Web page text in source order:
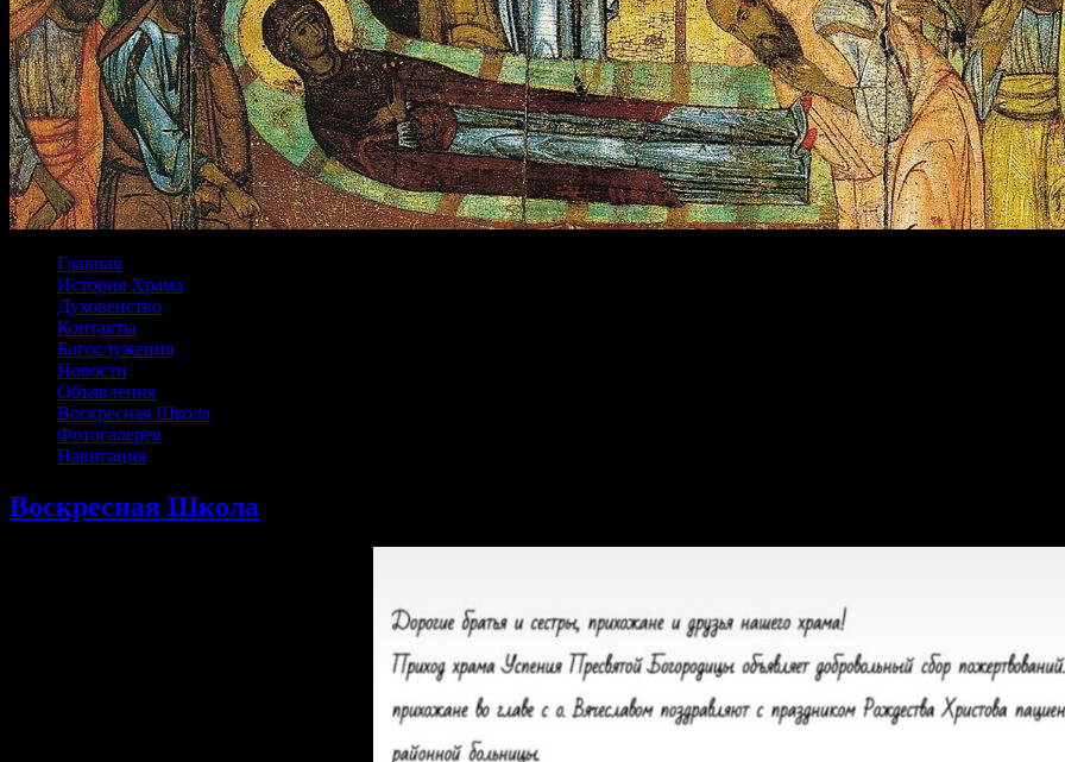
Главная
История Храма
Духовенство
Контакты
Богослужения
Новости
Объявления
Воскресная Школа
Фотогалерея
Навигация
Воскресная Школа